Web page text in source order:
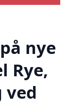
nye
Rye,